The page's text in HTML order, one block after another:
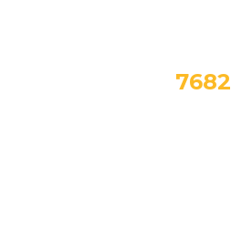
7682